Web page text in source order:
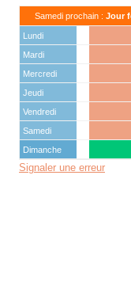
Samedi prochain : Jour
Lundi
Mardi
Mercredi
Jeudi
Vendredi
Samedi
Dimanche
Signaler une erreur